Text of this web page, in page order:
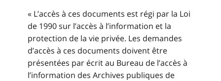
« L’accès à ces documents est régi par la Loi
de 1990 sur l’accès à l’information et la
protection de la vie privée. Les demandes
d’accès à ces documents doivent être
présentées par écrit au Bureau de l’accès à
l’information des Archives publiques de